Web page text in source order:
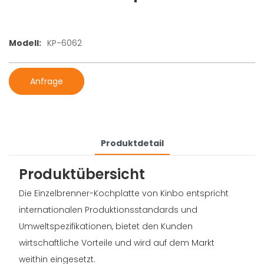
Modell: KP-6062
Anfrage
Produktdetail
Produktübersicht
Die Einzelbrenner-Kochplatte von Kinbo entspricht
internationalen Produktionsstandards und
Umweltspezifikationen, bietet den Kunden
wirtschaftliche Vorteile und wird auf dem Markt
weithin eingesetzt.